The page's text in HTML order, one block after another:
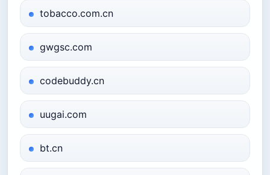
tobacco.com.cn
gwgsc.com
codebuddy.cn
uugai.com
bt.cn